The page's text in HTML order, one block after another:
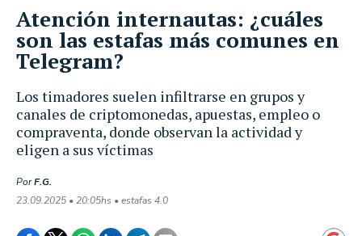
Los timadores suelen infiltrarse en grupos y
canales de criptomonedas, apuestas, empleo o
compraventa, donde observan la actividad y
eligen a sus víctimas
PorF.G.
23.09.2025 • 20:05hs • estafas 4.0
Atención internautas: ¿cuáles
son las estafas más comunes en
Telegram?